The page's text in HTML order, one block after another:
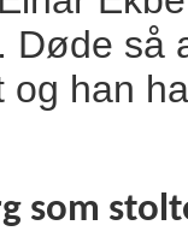
Døde så
han
som